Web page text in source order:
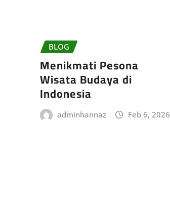
BLOG
Menikmati Pesona
Wisata Budaya di
Indonesia
adminhannaz Feb 6, 2026